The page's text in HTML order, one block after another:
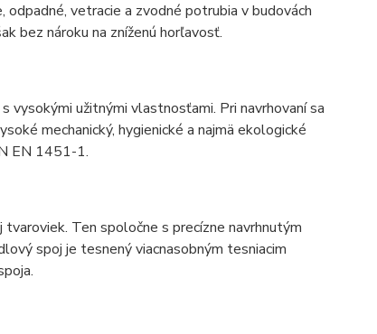
vetracie a zvodné potrubia v budovách
bez nároku na zníženú horľavosť.
užitnými vlastnosťami. Pri navrhovaní sa
mechanický, hygienické a najmä ekologické
EN 1451-1.
Ten spoločne s precízne navrhnutým
spoj je tesnený viacnasobným tesniacim